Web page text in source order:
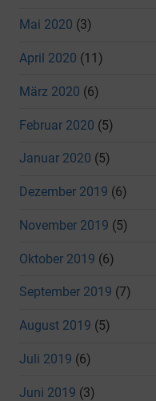
Mai 2020 (3)
April 2020 (11)
März 2020 (6)
Februar 2020 (5)
Januar 2020 (5)
Dezember 2019 (6)
November 2019 (5)
Oktober 2019 (6)
September 2019 (7)
August 2019 (5)
Juli 2019 (6)
Juni 2019 (3)